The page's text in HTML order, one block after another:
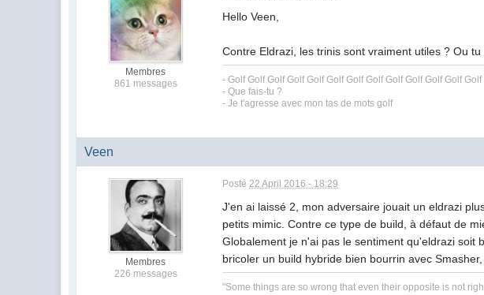
Membres
861 messages
Hello Veen,
Contre Eldrazi, les trinis sont vraiment utiles ? Ou
- Golf Golf Golf Golf Golf Golf Golf Golf Golf Golf Golf Golf
- Que fais-tu ?
- Je t'agresse avec mon tas de mots golf
Veen
Membres
226 messages
Posté22 April 2016 - 18:29
J'en ai laissé 2, mon adversaire jouait un eldrazi
petits mimic. Contre ce type de build, à défaut de
Globalement je n'ai pas le sentiment qu'eldrazi soit
bricoler un build hybride bien bourrin avec
"Some things are so wrong that even their opposite is not